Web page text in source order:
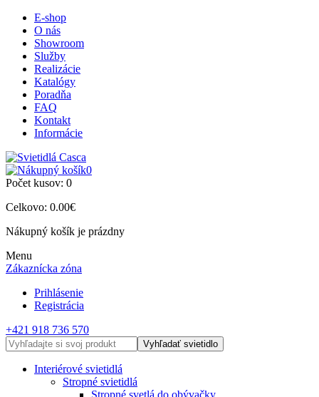
E-shop
O nás
Showroom
Služby
Realizácie
Katalógy
Poradňa
FAQ
Kontakt
Informácie
0
Počet kusov: 0
Celkovo: 0.00€
Nákupný košík je prázdny
Menu
Zákaznícka zóna
Prihlásenie
Registrácia
+421 918 736 570
Vyhľadať svietidlo
Interiérové svietidlá
Stropné svietidlá
Stropné svetlá do obývačky